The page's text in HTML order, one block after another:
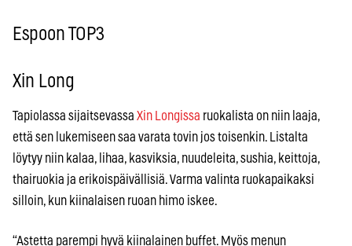
Espoon TOP3
Xin Long
Tapiolassa sijaitsevassa Xin Longissa ruokalista on niin laaja,
että sen lukemiseen saa varata tovin jos toisenkin. Listalta
löytyy niin kalaa, lihaa, kasviksia, nuudeleita, sushia, keittoja,
thairuokia ja erikoispäivällisiä. Varma valinta ruokapaikaksi
silloin, kun kiinalaisen ruoan himo iskee.
“Astetta parempi hyvä kiinalainen buffet. Myös menun